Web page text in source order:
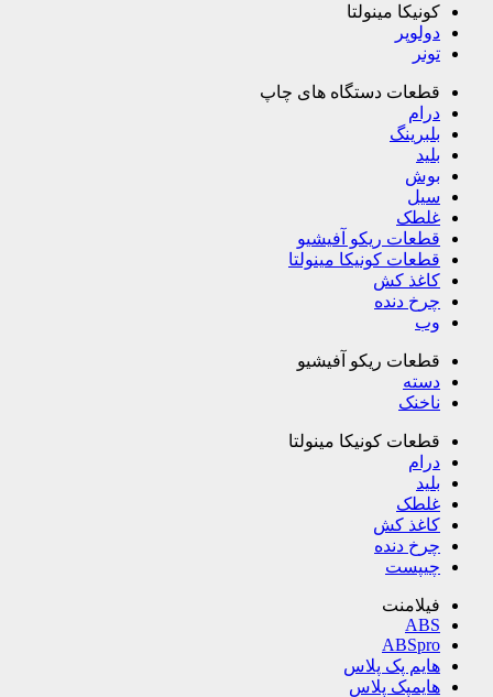
کونیکا مینولتا
دولوپر
تونر
قطعات دستگاه های چاپ
درام
بلبرینگ
بلید
بوش
سیل
غلطک
قطعات ریکو آفیشیو
قطعات کونیکا مینولتا
کاغذ کش
چرخ دنده
وب
قطعات ریکو آفیشیو
دسته
ناخنک
قطعات کونیکا مینولتا
درام
بلید
غلطک
کاغذ کش
چرخ دنده
چیپست
فیلامنت
ABS
ABSpro
هایم پک پلاس
هایمپک پلاس